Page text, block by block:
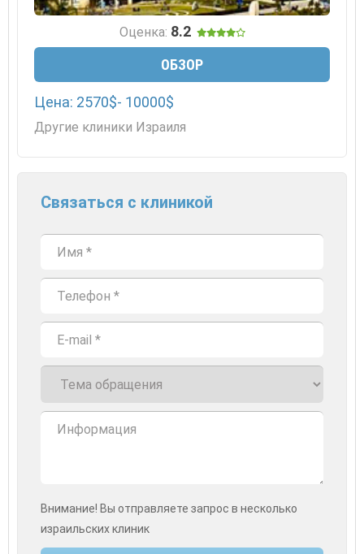
Оценка: 8.2
ОБЗОР
Цена: 2570$- 10000$
Другие клиники Израиля
Связаться с клиникой
Внимание! Вы отправляете запрос в несколько
израильских клиник